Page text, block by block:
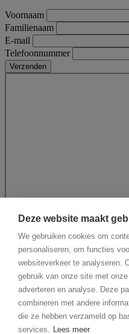
Voornaam
Familienaam
E-mail
Telefoonnummer
Deze website maakt
We gebruiken cookies om
personaliseren, om functies
websiteverkeer te analyseren.
gebruik van onze site met
adverteren en analyse. Deze
combineren met andere
die ze hebben verzameld op
services. Lees meer